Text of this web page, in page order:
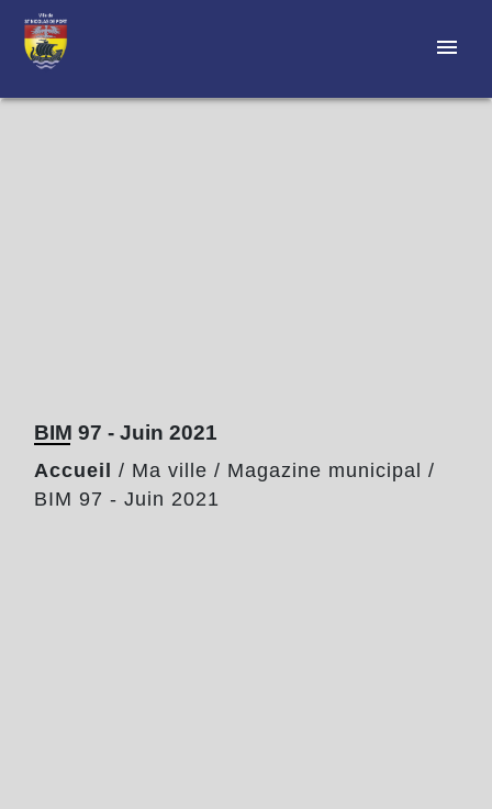
menu
BIM 97 - Juin 2021
Accueil / Ma ville / Magazine municipal /
BIM 97 - Juin 2021